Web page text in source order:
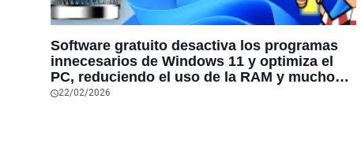
Software gratuito desactiva los programas
innecesarios de Windows 11 y optimiza el
PC, reduciendo el uso de la RAM y mucho
más
22/02/2026